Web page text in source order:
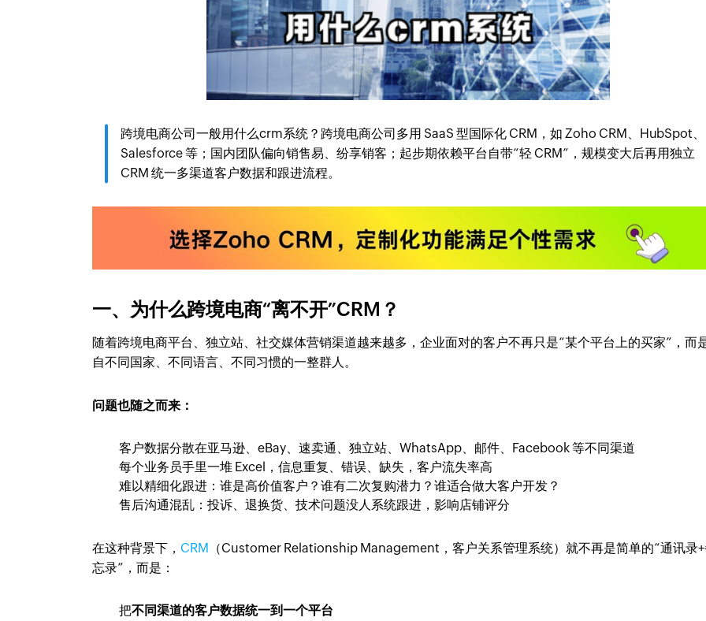
跨境电商公司一般用什么crm系统？跨境电商公司多用 SaaS 型国际化 CRM，如 Zoho CRM、HubSpot、
Salesforce 等；国内团队偏向销售易、纷享销客；起步期依赖平台自带“轻 CRM”，规模变大后再用独立
CRM 统一多渠道客户数据和跟进流程。
一、为什么跨境电商“离不开”CRM？
随着跨境电商平台、独立站、社交媒体营销渠道越来越多，企业面对的客户不再只是“某个平台上的买家”，而
自不同国家、不同语言、不同习惯的一整群人。
问题也随之而来：
客户数据分散在亚马逊、eBay、速卖通、独立站、WhatsApp、邮件、Facebook 等不同渠道
每个业务员手里一堆 Excel，信息重复、错误、缺失，客户流失率高
难以精细化跟进：谁是高价值客户？谁有二次复购潜力？谁适合做大客户开发？
售后沟通混乱：投诉、退换货、技术问题没人系统跟进，影响店铺评分
在这种背景下， CRM
（Customer Relationship Management，客户关系管理系统）就不再是简单的“通讯录
忘录”，而是：
把不同渠道的客户数据统一到一个平台